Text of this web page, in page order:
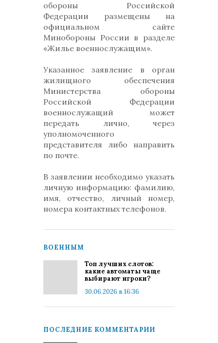
обороны Российской
Федерации размещены на
официальном сайте
Минобороны России в разделе
«Жилье военнослужащим».
Указанное заявление в орган
жилищного обеспечения
Министерства обороны
Российской Федерации
военнослужащий может
передать лично, через
уполномоченного
представителя либо направить
по почте.
В заявлении необходимо указать
личную информацию: фамилию,
имя, отчество, личный номер,
номера контактных телефонов.
ВОЕННЫМ
Топ лучших слотов:
какие автоматы чаще
выбирают игроки?
30.06.2026 в 16:36
ПОСЛЕДНИЕ КОММЕНТАРИИ